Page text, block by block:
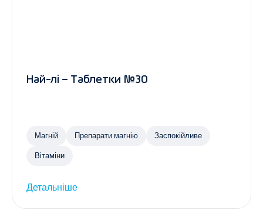
Най-лі – Таблетки №30
Магній Препарати магнію Заспокійливе
Вітаміни
Детальніше